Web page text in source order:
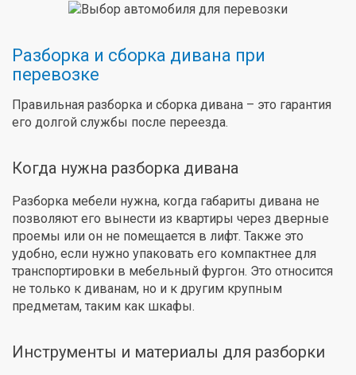
Разборка и сборка дивана при
перевозке
Правильная разборка и сборка дивана – это гарантия
его долгой службы после переезда.
Когда нужна разборка дивана
Разборка мебели нужна, когда габариты дивана не
позволяют его вынести из квартиры через дверные
проемы или он не помещается в лифт. Также это
удобно, если нужно упаковать его компактнее для
транспортировки в мебельный фургон. Это относится
не только к диванам, но и к другим крупным
предметам, таким как шкафы.
Инструменты и материалы для разборки